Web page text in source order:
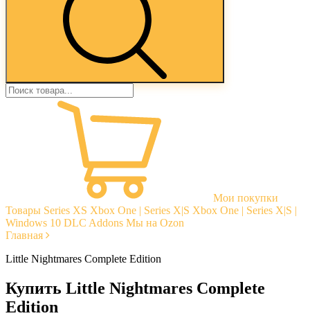
Мои покупки
Товары Series XS Xbox One | Series X|S Xbox One | Series X|S |
Windows 10 DLC Addons Мы на Ozon
Главная
Little Nightmares Complete Edition
Купить Little Nightmares Complete
Edition